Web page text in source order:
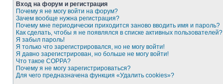
Вход на форум и регистрация
Почему я не могу войти на форум?
Зачем вообще нужна регистрация?
Почему мне периодически приходится заново вводить имя и пароль?
Как сделать, чтобы я не появлялся в списке активных пользователей?
Я забыл пароль!
Я только что зарегистрировался, но не могу войти!
Я давно зарегистрирован, но больше не могу войти!
Что такое COPPA?
Почему я не могу зарегистрироваться?
Для чего предназначена функция «Удалить cookies»?